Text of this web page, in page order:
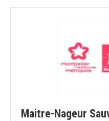
Maitre-Nageur